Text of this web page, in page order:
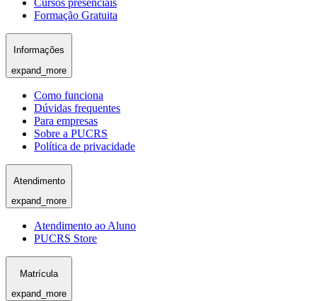
Cursos presenciais
Formação Gratuita
Informações
expand_more
Como funciona
Dúvidas frequentes
Para empresas
Sobre a PUCRS
Política de privacidade
Atendimento
expand_more
Atendimento ao Aluno
PUCRS Store
Matrícula
expand_more